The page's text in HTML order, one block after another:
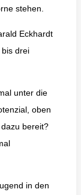
stehen.
Eckhardt
drei
unter die
oben
bereit?
in den